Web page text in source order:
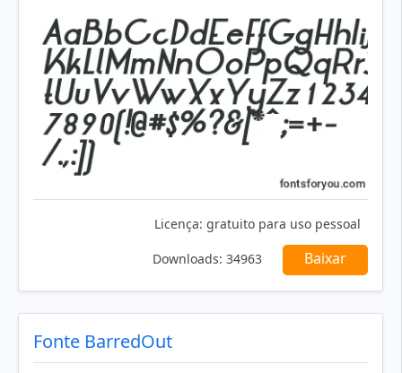
Licença: gratuito para uso pessoal
Downloads: 34963 Baixar
Fonte BarredOut